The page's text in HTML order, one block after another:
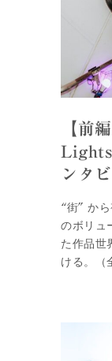
【前
ンタ
“街” か
のボリュ
た作品世
ける。（